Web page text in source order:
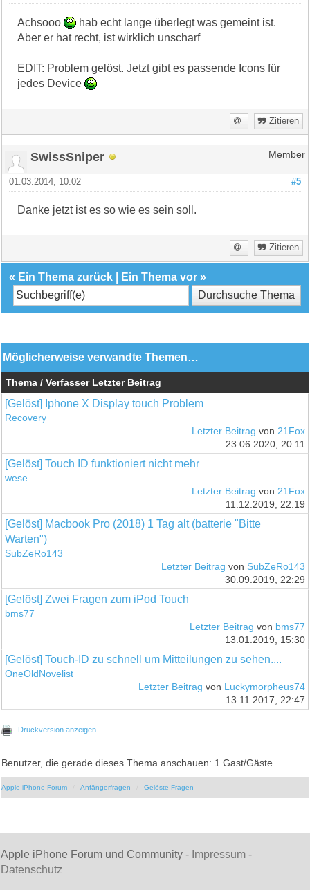
Achsooo
hab echt lange überlegt was gemeint ist.
Aber er hat recht, ist wirklich unscharf
EDIT: Problem gelöst. Jetzt gibt es passende Icons für
jedes Device
Zitieren
SwissSniper Member
#5
01.03.2014, 10:02
Danke jetzt ist es so wie es sein soll.
Zitieren
« Ein Thema zurück Ein Thema vor »
Möglicherweise verwandte Themen…
Thema / Verfasser Letzter Beitrag
[Gelöst] Iphone X Display touch Problem
Recovery
Letzter Beitrag von 21Fox
23.06.2020, 20:11
[Gelöst] Touch ID funktioniert nicht mehr
wese
Letzter Beitrag von 21Fox
11.12.2019, 22:19
[Gelöst] Macbook Pro (2018) 1 Tag alt (batterie "Bitte
Warten")
SubZeRo143
Letzter Beitrag von SubZeRo143
30.09.2019, 22:29
[Gelöst] Zwei Fragen zum iPod Touch
bms77
Letzter Beitrag von bms77
13.01.2019, 15:30
[Gelöst] Touch-ID zu schnell um Mitteilungen zu sehen....
OneOldNovelist
Letzter Beitrag von Luckymorpheus74
13.11.2017, 22:47
Druckversion anzeigen
Benutzer, die gerade dieses Thema anschauen: 1 Gast/Gäste
Apple iPhone Forum Anfängerfragen Gelöste Fragen
Apple iPhone Forum und Community - Impressum -
Datenschutz